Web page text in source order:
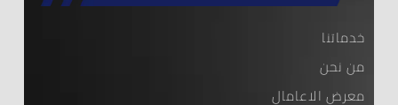
خدماتنا
من نحن
معرض الاعامال